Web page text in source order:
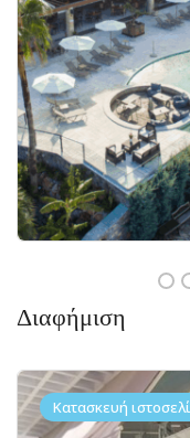
Διαφήμιση
Κατασκευή